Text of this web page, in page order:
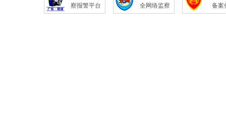
察报警平台
全网络监察
备案